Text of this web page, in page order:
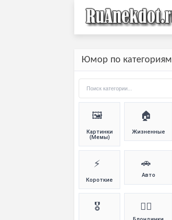
Юмор по категориям
🖼️
Картинки
(Мемы)
🏠
Жизненные
⚡
Короткие
🚗
Авто
🎖️ 👱‍♀️